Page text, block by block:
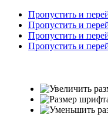
Пропустить и
Пропустить и
Пропустить и
Пропустить и